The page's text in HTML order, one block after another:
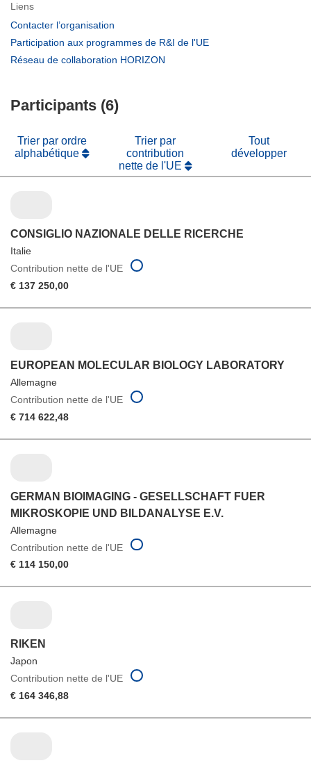
Liens
Contacter l’organisation
dans
une
Participation aux programmes de R&I de l'UE
Réseau de collaboration HORIZON
Participants (6)
Trier par ordre
alphabétique
Trier par
contribution
nette de l'UE
Tout
développer
CONSIGLIO NAZIONALE DELLE RICERCHE
Italie
Contribution nette de l'UE
€ 137 250,00
EUROPEAN MOLECULAR BIOLOGY LABORATORY
Allemagne
Contribution nette de l'UE
€ 714 622,48
GERMAN BIOIMAGING - GESELLSCHAFT FUER
MIKROSKOPIE UND BILDANALYSE E.V.
Allemagne
Contribution nette de l'UE
€ 114 150,00
RIKEN
Japon
Contribution nette de l'UE
€ 164 346,88